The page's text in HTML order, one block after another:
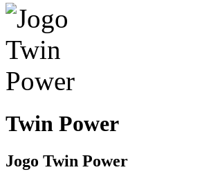
Twin Power
Jogo Twin Power